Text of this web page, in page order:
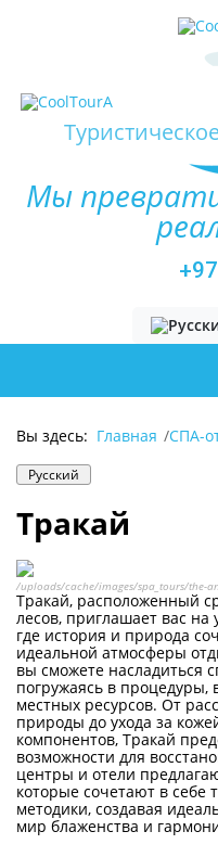
Мы
Выберите
Вы здесь: Главная СПА-
Русский
Тракай
/uploads/cache/images/spa_tours/the-
Тракай, расположенный
лесов, приглашает вас
где история и природа
идеальной атмосферы
вы сможете насладиться
погружаясь в процедуры,
местных ресурсов. От
природы до ухода за
компонентов, Тракай
возможности для
центры и отели
которые сочетают в
методики, создавая
мир блаженства и